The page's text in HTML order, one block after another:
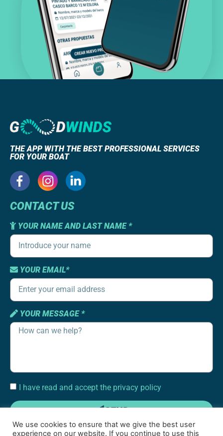
THE APP WITH THE BEST PROFESSIONAL SERVICES
FOR YOUR BOAT
CONTACT US
YOUR NAME AND LAST NAME *
YOUR EMAIL*
YOUR MESSAGE *
I have read and accept the privacy policy
SEND
We use cookies to ensure that we give the best user
experience on our website. If you continue to use this